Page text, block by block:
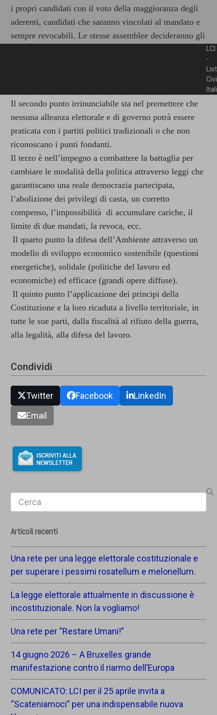
i propri candidati con il voto della maggioranza degli
aderenti, candidati che saranno vincolati al mandato e
sempre revocabili. Le stesse assemblee decideranno gli
Il secondo punto irrinunciabile sta nel premettere che
nessuna alleanza elettorale e di governo potrà essere
praticata con i partiti politici tradizionali o che non
riconoscano i punti fondanti.
Il terzo è nell’impegno a combattere la battaglia per
cambiare le modalità della politica attraverso leggi che
garantiscano una reale democrazia partecipata,
l’abolizione dei privilegi di casta, un corretto
compenso, l’impossibilità di accumulare cariche, il
limite di due mandati, la revoca, ecc.
Il quarto punto la difesa dell’Ambiente attraverso un
modello di sviluppo economico sostenibile (questioni
energetiche), solidale (politiche del lavoro ed
economiche) ed efficace (grandi opere diffuse).
Il quinto punto l’applicazione dei principi della
Costituzione e la loro ricaduta a livello territoriale, in
tutte le sue parti, dalla fiscalità al rifiuto della guerra,
alla legalità, alla difesa del lavoro.
Condividi
Twitter Facebook
LinkedIn
Email
Search
Articoli recenti
Una rete per una legge elettorale costituzionale e
per superare i pessimi rosatellum e melonellum.
La legge elettorale attualmente in discussione è
incostituzionale. Non la vogliamo!
Una rete per “Restare Umani!”
14 giugno 2026 – A Bruxelles grande
manifestazione contro il riarmo dell’Europa
COMUNICATO: LCI per il 25 aprile invita a
“Scateniamoci” per una indispensabile nuova
LCI
-